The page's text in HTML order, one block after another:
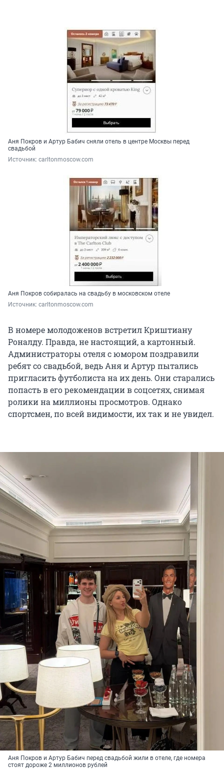
Аня Покров и Артур Бабич сняли отель в центре Москвы перед
свадьбой
Источник: carltonmoscow.com
Аня Покров собиралась на свадьбу в московском отеле
Источник: carltonmoscow.com
В номере молодоженов встретил Криштиану
Роналду. Правда, не настоящий, а картонный.
Администраторы отеля с юмором поздравили
ребят со свадьбой, ведь Аня и Артур пытались
пригласить футболиста на их день. Они старались
попасть в его рекомендации в соцсетях, снимая
ролики на миллионы просмотров. Однако
спортсмен, по всей видимости, их так и не увидел.
Аня Покров и Артур Бабич перед свадьбой жили в отеле, где номера
стоят дороже 2 миллионов рублей